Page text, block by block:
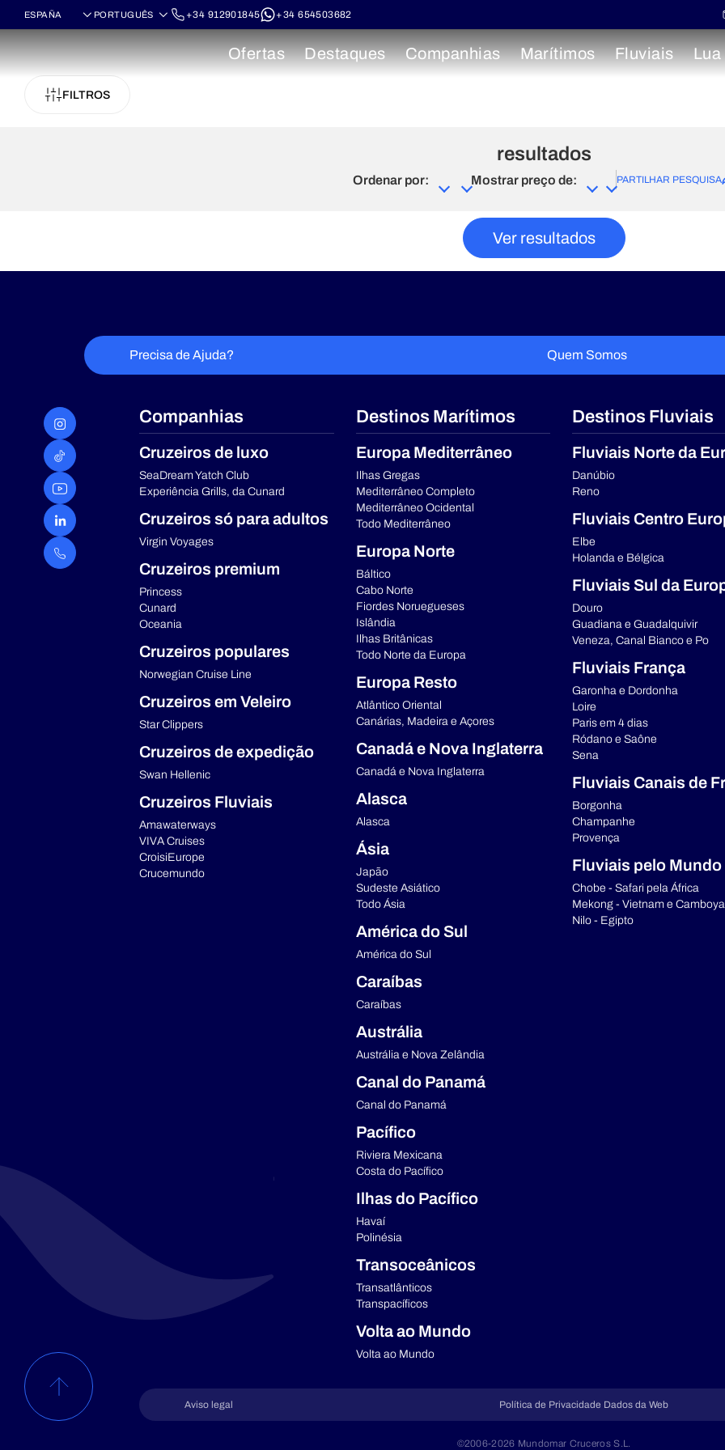
+34 912901845 +34 654503682
Ofertas Destaques Companhias Marítimos Fluviais Lua
FILTROS
resultados
Ordenar por: Mostrar preço de: PARTILHAR PESQUISA
Ver resultados
Precisa de Ajuda? Quem Somos
Companhias
Cruzeiros de luxo
SeaDream Yatch Club
Experiência Grills, da Cunard
Cruzeiros só para adultos
Virgin Voyages
Cruzeiros premium
Princess
Cunard
Oceania
Cruzeiros populares
Norwegian Cruise Line
Cruzeiros em Veleiro
Star Clippers
Cruzeiros de expedição
Swan Hellenic
Cruzeiros Fluviais
Amawaterways
VIVA Cruises
CroisiEurope
Crucemundo
Destinos Marítimos
Europa Mediterrâneo
Ilhas Gregas
Mediterrâneo Completo
Mediterrâneo Ocidental
Todo Mediterrâneo
Europa Norte
Báltico
Cabo Norte
Fiordes Noruegueses
Islândia
Ilhas Britânicas
Todo Norte da Europa
Europa Resto
Atlântico Oriental
Canárias, Madeira e Açores
Canadá e Nova Inglaterra
Canadá e Nova Inglaterra
Alasca
Alasca
Ásia
Japão
Sudeste Asiático
Todo Ásia
América do Sul
América do Sul
Caraíbas
Caraíbas
Austrália
Austrália e Nova Zelândia
Canal do Panamá
Canal do Panamá
Pacífico
Riviera Mexicana
Costa do Pacífico
Ilhas do Pacífico
Havaí
Polinésia
Transoceânicos
Transatlânticos
Transpacíficos
Volta ao Mundo
Volta ao Mundo
Destinos Fluviais
Fluviais Norte da
Danúbio
Reno
Fluviais Centro
Elbe
Holanda e Bélgica
Fluviais Sul da
Douro
Guadiana e Guadalquivir
Veneza, Canal Bianco e Po
Fluviais França
Garonha e Dordonha
Loire
Paris em 4 dias
Ródano e Saône
Sena
Fluviais Canais de
Borgonha
Champanhe
Provença
Fluviais pelo Mundo
Chobe - Safari pela África
Mekong - Vietnam e Camboya
Nilo - Egipto
Aviso legal Política de Privacidade Dados da Web
©2006-2026 Mundomar Cruceros S.L.